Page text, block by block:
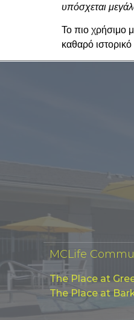
υπόσχεται
Το πιο χρήσιμο
καθαρό
MCLife
The Place at
The Place at